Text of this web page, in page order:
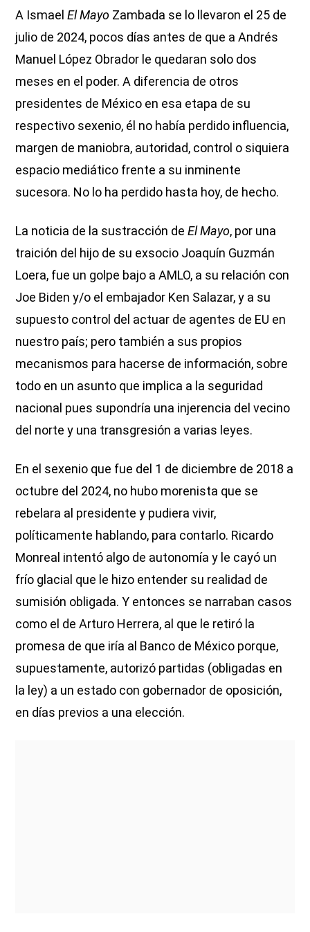
A IsmaelEl Mayo Zambada se lo llevaron el 25 de
julio de 2024, pocos días antes de que a Andrés
Manuel López Obrador le quedaran solo dos
meses en el poder. A diferencia de otros
presidentes de México en esa etapa de su
respectivo sexenio, él no había perdido influencia,
margen de maniobra, autoridad, control o siquiera
espacio mediático frente a su inminente
sucesora. No lo ha perdido hasta hoy, de hecho.
La noticia de la sustracción deEl Mayo, por una
traición del hijo de su exsocio Joaquín Guzmán
Loera, fue un golpe bajo a AMLO, a su relación con
Joe Biden y/o el embajador Ken Salazar, y a su
supuesto control del actuar de agentes de EU en
nuestro país; pero también a sus propios
mecanismos para hacerse de información, sobre
todo en un asunto que implica a la seguridad
nacional pues supondría una injerencia del vecino
del norte y una transgresión a varias leyes.
En el sexenio que fue del 1 de diciembre de 2018 a
octubre del 2024, no hubo morenista que se
rebelara al presidente y pudiera vivir,
políticamente hablando, para contarlo. Ricardo
Monreal intentó algo de autonomía y le cayó un
frío glacial que le hizo entender su realidad de
sumisión obligada. Y entonces se narraban casos
como el de Arturo Herrera, al que le retiró la
promesa de que iría al Banco de México porque,
supuestamente, autorizó partidas (obligadas en
la ley) a un estado con gobernador de oposición,
en días previos a una elección.